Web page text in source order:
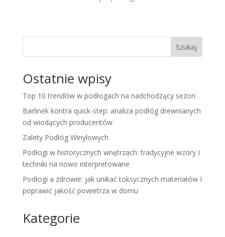
Szukaj
Ostatnie wpisy
Top 10 trendów w podłogach na nadchodzący sezon
Barlinek kontra quick-step: analiza podłóg drewnianych
od wiodących producentów
Zalety Podłóg Winylowych
Podłogi w historycznych wnętrzach: tradycyjne wzory I
techniki na nowo interpretowane
Podłogi a zdrowie: jak unikać toksycznych materiałów I
poprawić jakość powietrza w domu
Kategorie